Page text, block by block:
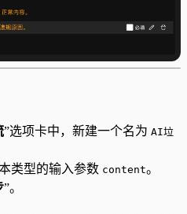
”选项卡中，新建一个名为 AI垃
类型的输入参数 content。
”。